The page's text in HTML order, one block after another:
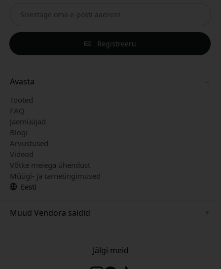
Registreeru
Avasta
Tooted
FAQ
Jaemüüjad
Blogi
Arvustused
Videod
Võtke meiega ühendust
Müügi- ja tarnetingimused
Eesti
Muud Vendora saidid
Jälgi meid